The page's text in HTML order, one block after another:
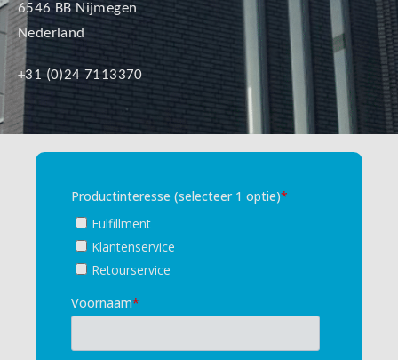
6546 BB Nijmegen
Nederland
+31 (0)24 7113370